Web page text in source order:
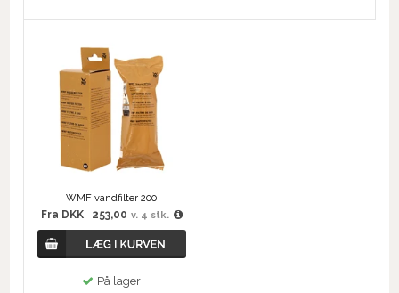
WMF vandfilter 200
Fra DKK 253,00 v. 4 stk.
På lager